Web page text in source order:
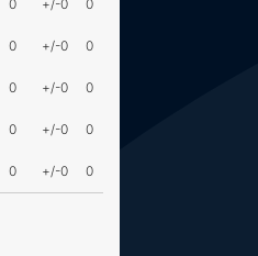
0 +/-0 0
0 +/-0 0
0 +/-0 0
0 +/-0 0
0 +/-0 0